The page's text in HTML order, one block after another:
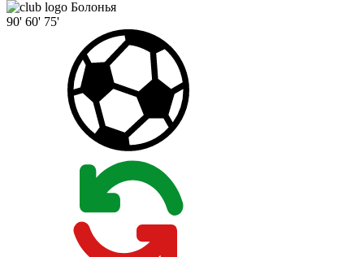
Болонья
90' 60' 75'